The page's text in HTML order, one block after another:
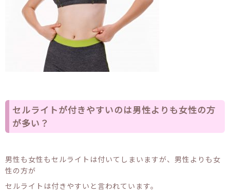
セルライトが付きやすいのは男性よりも女性の方
が多い？
男性も女性もセルライトは付いてしまいますが、男性よりも女
性の方が
セルライトは付きやすいと言われています。